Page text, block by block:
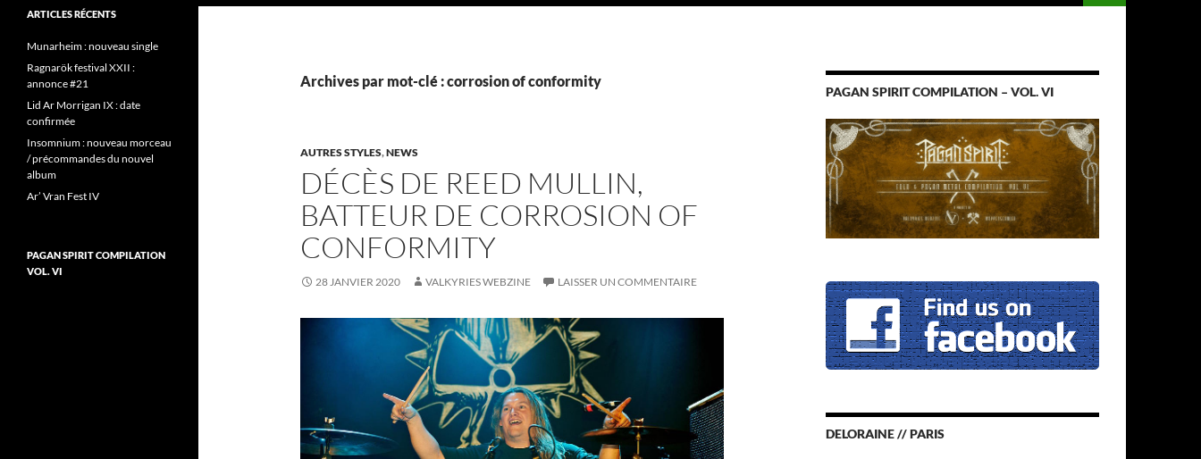
Archives par mot-clé : corrosion of conformity
AUTRES STYLES,NEWS
DÉCÈS DE REED MULLIN,
BATTEUR DE CORROSION OF
CONFORMITY
28 JANVIER 2020 VALKYRIES WEBZINE LAISSER UN COMMENTAIRE
PAGAN SPIRIT COMPILATION – VOL. VI
DELORAINE // PARIS
Folk Pagan Webzine
ARTICLES RÉCENTS
Munarheim : nouveau single
Ragnarök festival XXII :
annonce #21
Lid Ar Morrigan IX : date
confirmée
Insomnium : nouveau morceau
/ précommandes du nouvel
album
Ar’ Vran Fest IV
PAGAN SPIRIT COMPILATION
VOL. VI